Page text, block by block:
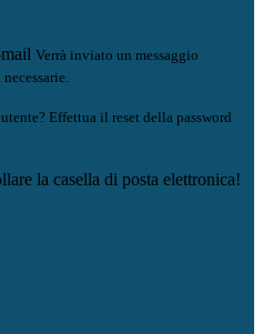
Verrà inviato un messaggio
Effettua il reset della password
la casella di posta elettronica!